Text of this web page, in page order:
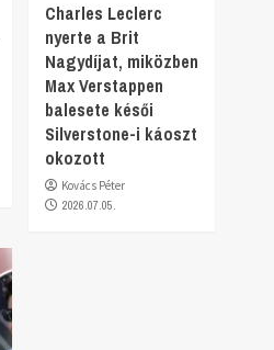
Charles Leclerc
nyerte a Brit
Nagydíjat, miközben
Max Verstappen
balesete késői
Silverstone-i káoszt
okozott
Kovács Péter
2026.07.05.